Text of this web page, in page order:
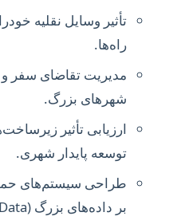
تأثیر وسایل نقلیه
راه‌ها.
مدیریت تقاضای سفر
شهرهای بزرگ.
ارزیابی تأثیر
توسعه پایدار شهری.
طراحی سیستم‌های
بر داده‌های بزرگ (Big Data).